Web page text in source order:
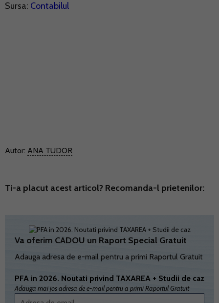
Sursa: Contabilul
Autor: ANA TUDOR
Ti-a placut acest articol? Recomanda-l prietenilor:
Va oferim CADOU un Raport Special Gratuit
Adauga adresa de e-mail pentru a primi Raportul Gratuit
PFA in 2026. Noutati privind TAXAREA + Studii de caz
Adauga mai jos adresa de e-mail pentru a primi Raportul Gratuit